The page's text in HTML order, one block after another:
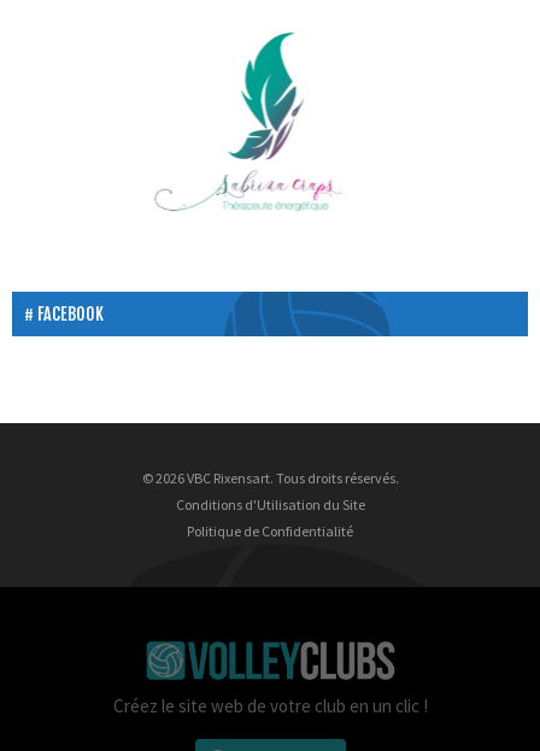
FACEBOOK
© 2026 VBC Rixensart. Tous droits réservés.
Conditions d'Utilisation du Site
Politique de Confidentialité
Créez le site web de votre club en un clic !